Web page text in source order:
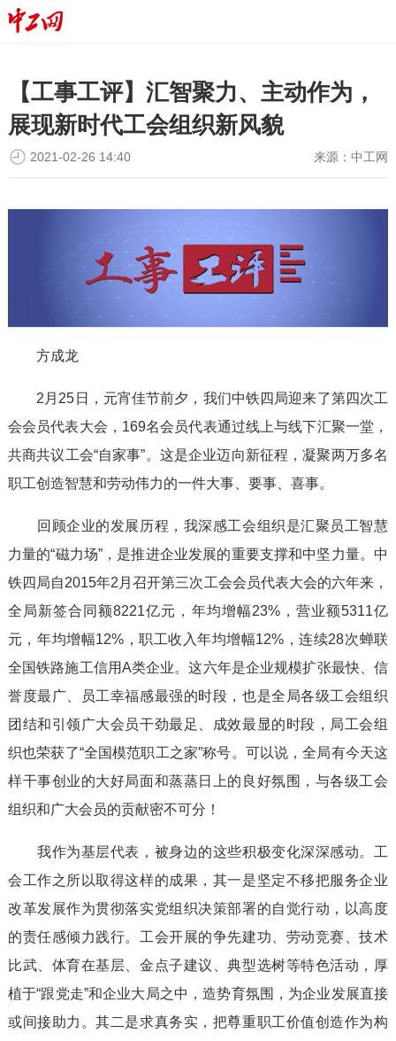
【工事工评】汇智聚力、主动作为，
展现新时代工会组织新风貌
来源：中工网
2021-02-26 14:40
方成龙
2月25日，元宵佳节前夕，我们中铁四局迎来了第四次工
会会员代表大会，169名会员代表通过线上与线下汇聚一堂，
共商共议工会“自家事”。这是企业迈向新征程，凝聚两万多名
职工创造智慧和劳动伟力的一件大事、要事、喜事。
回顾企业的发展历程，我深感工会组织是汇聚员工智慧
力量的“磁力场”，是推进企业发展的重要支撑和中坚力量。中
铁四局自2015年2月召开第三次工会会员代表大会的六年来，
全局新签合同额8221亿元，年均增幅23%，营业额5311亿
元，年均增幅12%，职工收入年均增幅12%，连续28次蝉联
全国铁路施工信用A类企业。这六年是企业规模扩张最快、信
誉度最广、员工幸福感最强的时段，也是全局各级工会组织
团结和引领广大会员干劲最足、成效最显的时段，局工会组
织也荣获了“全国模范职工之家”称号。可以说，全局有今天这
样干事创业的大好局面和蒸蒸日上的良好氛围，与各级工会
组织和广大会员的贡献密不可分！
我作为基层代表，被身边的这些积极变化深深感动。工
会工作之所以取得这样的成果，其一是坚定不移把服务企业
改革发展作为贯彻落实党组织决策部署的自觉行动，以高度
的责任感倾力践行。工会开展的争先建功、劳动竞赛、技术
比武、体育在基层、金点子建议、典型选树等特色活动，厚
植于“跟党走”和企业大局之中，造势育氛围，为企业发展直接
或间接助力。其二是求真务实，把尊重职工价值创造作为构